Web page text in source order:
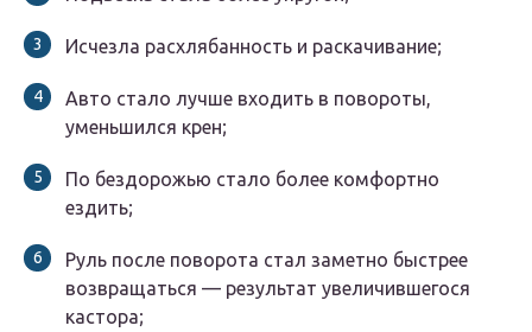
Исчезла расхлябанность и раскачивание;
Авто стало лучше входить в повороты,
уменьшился крен;
По бездорожью стало более комфортно
ездить;
Руль после поворота стал заметно быстрее
возвращаться — результат увеличившегося
кастора;